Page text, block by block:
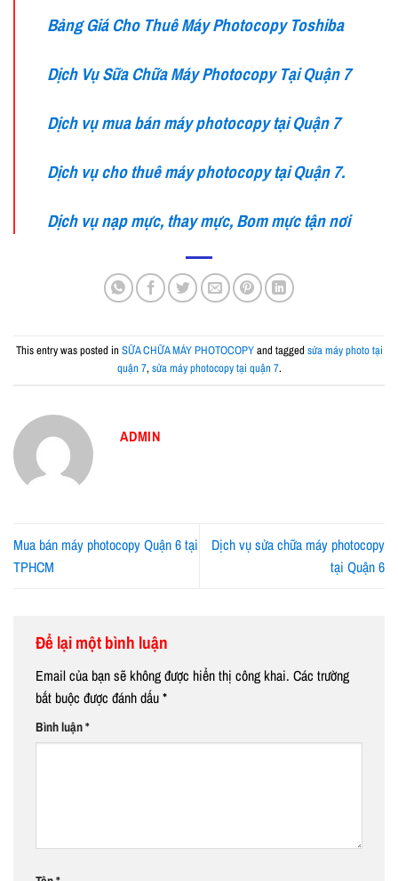
Bảng Giá Cho Thuê Máy Photocopy Toshiba
Dịch Vụ Sữa Chữa Máy Photocopy Tại Quận 7
Dịch vụ mua bán máy photocopy tại Quận 7
Dịch vụ cho thuê máy photocopy tại Quận 7.
Dịch vụ nạp mực, thay mực, Bom mực tận nơi
This entry was posted in SỮA CHỮA MÁY PHOTOCOPYand tagged sửa máy photo tại
quận 7, sửa máy photocopy tại quận 7.
ADMIN
Mua bán máy photocopy Quận 6 tại
TPHCM
Dịch vụ sửa chữa máy photocopy
tại Quận 6
Để lại một bình luận
Email của bạn sẽ không được hiển thị công khai. Các trường
bắt buộc được đánh dấu*
Bình luận*